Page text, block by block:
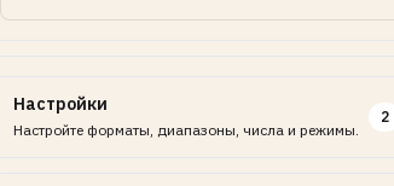
Настройки
Настройте форматы, диапазоны, числа и режимы.
2